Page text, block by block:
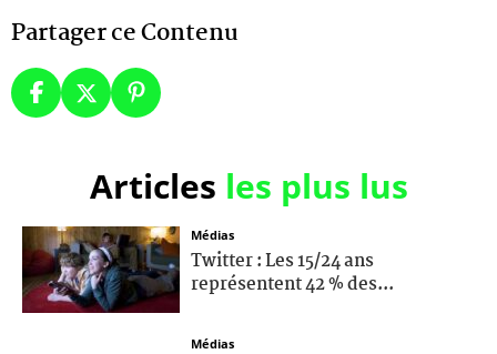
Partager ce Contenu
Articles les plus lus
Médias
Twitter : Les 15/24 ans
représentent 42 % des...
Médias